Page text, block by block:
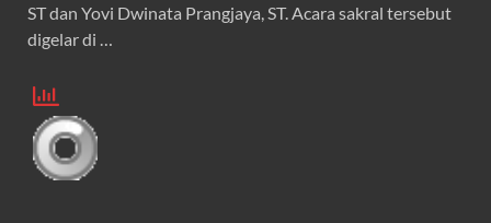
ST dan Yovi Dwinata Prangjaya, ST. Acara sakral tersebut
digelar di …